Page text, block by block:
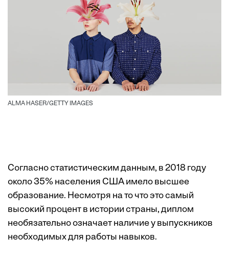
ALMA HASER/GETTY IMAGES
Согласно статистическим данным, в 2018 году
около 35% населения США имело высшее
образование. Несмотря на то что это самый
высокий процент в истории страны, диплом
необязательно означает наличие у выпускников
необходимых для работы навыков.